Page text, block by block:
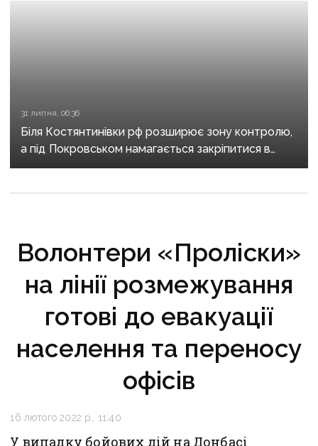
31 липня, 06:36
Біля Костянтинівки рф розширює зону контролю,
а під Покровськом намагається закріпитися в
Білицькому
Волонтери «Проліски»
на лінії розмежування
готові до евакуації
населення та переносу
офісів
16 лютого 2022 р., 11:40
У випадку бойових дій на Донбасі